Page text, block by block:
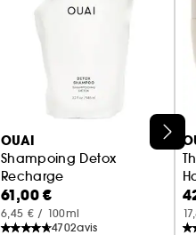
OUAI
Shampoing Detox
Recharge
Soin cheveux
61,00 €
6,45 € / 100ml
4702avis